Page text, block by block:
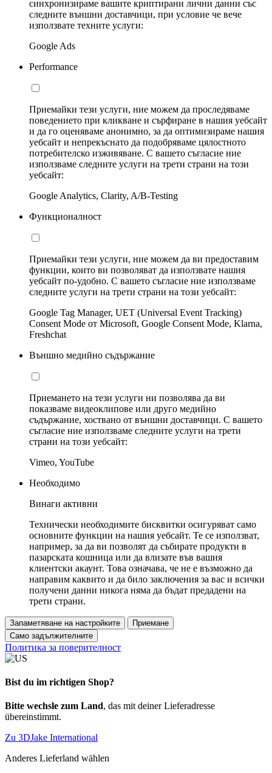
синхронизираме вашите криптирани лични данни със
следните външни доставчици, при условие че вече
използвате техните услуги:
Google Ads
Performance
Приемайки тези услуги, ние можем да проследяваме
поведението при кликване и сърфиране в нашия уебсайт
и да го оценяваме анонимно, за да оптимизираме нашия
уебсайт и непрекъснато да подобряваме цялостното
потребителско изживяване. С вашето съгласие ние
използваме следните услуги на трети страни на този
уебсайт:
Google Analytics, Clarity, A/B-Testing
Функционалност
Приемайки тези услуги, ние можем да ви предоставим
функции, които ви позволяват да използвате нашия
уебсайт по-удобно. С вашето съгласие ние използваме
следните услуги на трети страни на този уебсайт:
Google Tag Manager, UET (Universal Event Tracking)
Consent Mode от Microsoft, Google Consent Mode, Klarna,
Freshchat
Външно медийно съдържание
Приемането на тези услуги ни позволява да ви
показваме видеоклипове или друго медийно
съдържание, хоствано от външни доставчици. С вашето
съгласие ние използваме следните услуги на трети
страни на този уебсайт:
Vimeo, YouTube
Необходимо
Винаги активни
Технически необходимите бисквитки осигуряват само
основните функции на нашия уебсайт. Те се използват,
например, за да ви позволят да събирате продукти в
пазарската кошница или да влизате във вашия
клиентски акаунт. Това означава, че не е възможно да
направим каквито и да било заключения за вас и всички
получени данни никога няма да бъдат предадени на
трети страни.
Запаметяване на настройките
Приемане
Само задължителните
Политика за поверителност
Bist du im richtigen Shop?
Bitte wechsle zum Land, das mit deiner Lieferadresse
übereinstimmt.
Zu 3DJake International
Anderes Lieferland wählen